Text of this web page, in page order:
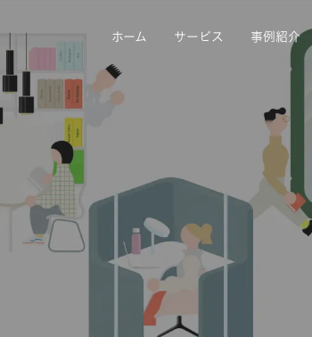
ホーム サービス 事例紹介